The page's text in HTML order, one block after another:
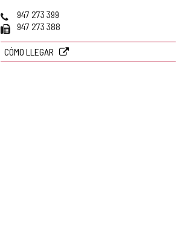
Teléfonos
947 273 399
Fax 947 273 388
CÓMO LLEGAR